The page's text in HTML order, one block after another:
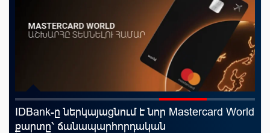
IDBank-ը ներկայացնում է նոր Mastercard World
քարտը՝ ճանապարհորդական